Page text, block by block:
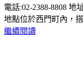
電話:02-2388-8808 地
地點位於西門町內，
繼續閱讀